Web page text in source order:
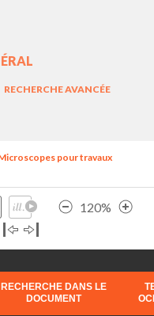
RECHERCHE AVANCÉE
pour travaux
120%
RECHERCHE DANS LE
DOCUMENT